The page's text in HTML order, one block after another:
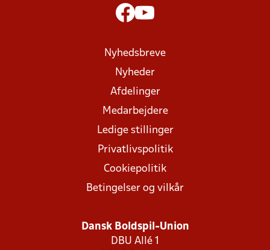
Nyhedsbreve
Nyheder
Afdelinger
Medarbejdere
Ledige stillinger
Privatlivspolitik
Cookiepolitik
Betingelser og vilkår
Dansk Boldspil-Union
DBU Allé 1